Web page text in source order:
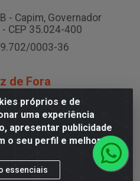
próprios e de
uma experiência
apresentar publicidade
o seu perfil e melhorar a
essenciais
- Capim, Governador
CEP 35.024-400
0003-36
de Fora
B2 Condominio Brasil LOG
de Fora/MG
0005-06